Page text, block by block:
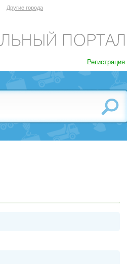
Другие города
Регистрация